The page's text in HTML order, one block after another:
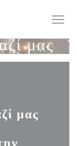
μας
μας